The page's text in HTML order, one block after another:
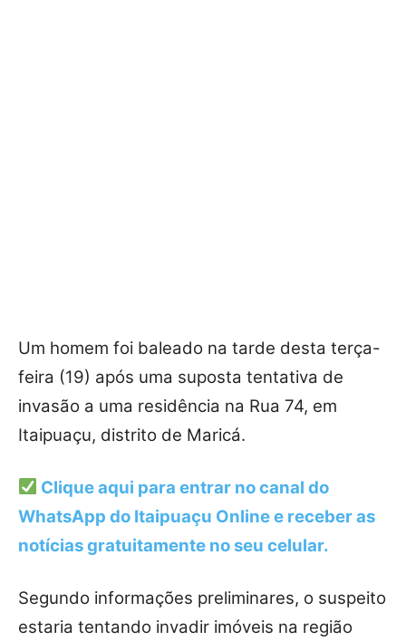
Um homem foi baleado na tarde desta terça-
feira (19) após uma suposta tentativa de
invasão a uma residência na Rua 74, em
Itaipuaçu, distrito de Maricá.
Clique aqui para entrar no canal do
WhatsApp do Itaipuaçu Onlinee receber as
notícias gratuitamente no seu celular.
Segundo informações preliminares, o suspeito
estaria tentando invadir imóveis na região